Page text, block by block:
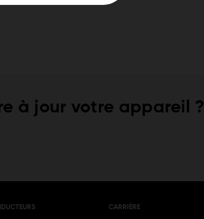
à jour votre appareil ?
CARRIÈRE